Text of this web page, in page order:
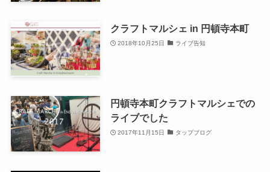
クラフトマルシェ in 円頓寺本町
2018年10月25日 ライブ告知
円頓寺本町クラフトマルシェでの
ライブでした
2017年11月15日 タップブログ